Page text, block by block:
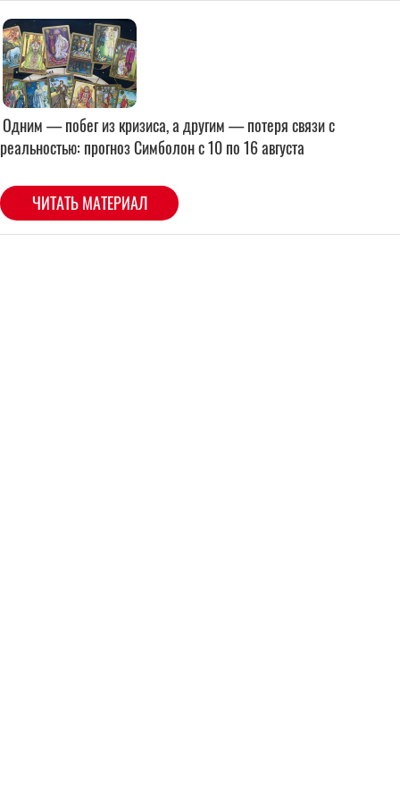
Одним — побег из кризиса, а другим — потеря связи с
реальностью: прогноз Симболон с 10 по 16 августа
ЧИТАТЬ МАТЕРИАЛ